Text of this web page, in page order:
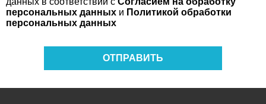
персональных данных и Политикой обработки
персональных данных
ОТПРАВИТЬ